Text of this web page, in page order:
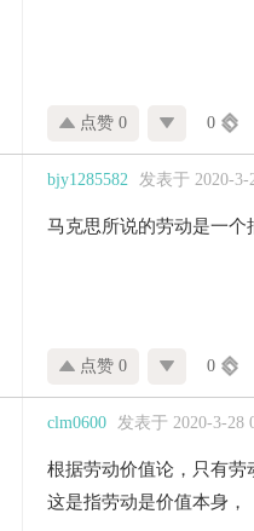
点赞 0 0
bjy1285582 发表于 2020-3-
马克思所说的劳动是一
点赞 0 0
clm0600 发表于 2020-3-28
根据劳动价值论，只有劳
这是指劳动是价值本身，